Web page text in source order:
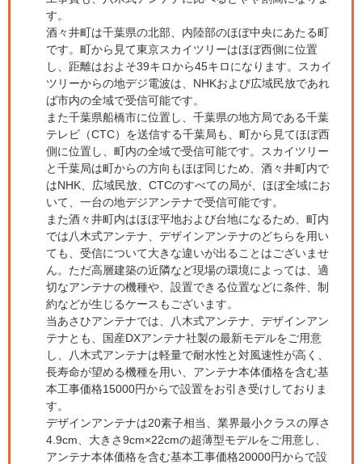
す。
酒々井町は千葉県の北部、内陸部のほぼ中央にあたる町
です。町から見て東京スカイツリーはほぼ西側に位置
し、距離はおよそ39キロから45キロになります。スカイ
ツリーからの地デジ電波は、NHKおよび広域民放であれ
ば市内の全域で受信可能です。
また千葉県船橋市に位置し、千葉県の地方局である千葉
テレビ（CTC）を送信する千葉局も、町から見てほぼ西
側に位置し、町内の全域で受信可能です。スカイツリー
と千葉局は町からの方向もほぼ同じため、酒々井町内で
はNHK、広域民放、CTCのすべての局が、ほぼ全域にお
いて、一台の地デジアンテナで受信可能です。
また酒々井町内はほぼ平地および台地になるため、町内
では八木式アンテナ、デザインアンテナのどちらを用い
ても、受信について大きな違いが出ることはございませ
ん。ただ高層建築の近隣など現場の環境によっては、適
切なアンテナの機種や、設置できる位置などに条件、制
約などが生じるケースもございます。
当あさひアンテナでは、八木式アンテナ、デザインアン
テナとも、国産DXアンテナ社製の最新モデルをご用意
し、八木式アンテナは軽量で耐水性と対風速性が高く、
長寿命が望める機種を用い、アンテナ本体価格を含む基
本工事価格15000円からで設置をお引き受けしておりま
す。
デザインアンテナは20素子相当、業界最小クラスの厚さ
4.9cm、大きさ9cm×22cmの超薄型モデルをご用意し、
アンテナ本体価格を含む基本工事価格20000円からで設